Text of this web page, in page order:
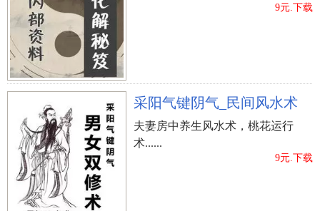
9元.下载
采阳气键阴气_民间风水术
夫妻房中养生风水术，桃花运行
术......
9元.下载